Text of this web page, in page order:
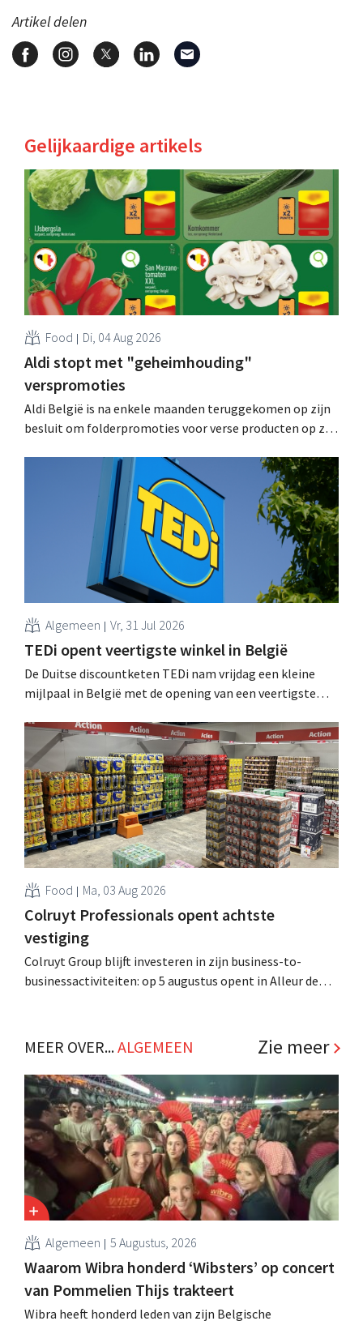
Artikel delen
Gelijkaardige artikels
Food Di, 04 Aug 2026
Aldi stopt met "geheimhouding"
verspromoties
Aldi België is na enkele maanden teruggekomen op zijn
besluit om folderpromoties voor verse producten op zijn
werking treden: "Onze klanten willen goed
geïnformeerd worden." .
Algemeen Vr, 31 Jul 2026
TEDi opent veertigste winkel in België
De Duitse discountketen TEDi nam vrijdag een kleine
mijlpaal in België met de opening van een veertigste
sinds 2023 aanwezig is in het land. .
Food Ma, 03 Aug 2026
Colruyt Professionals opent achtste
vestiging
Colruyt Group blijft investeren in zijn business-to-
businessactiviteiten: op 5 augustus opent in Alleur de
klanten. .
MEER OVER...ALGEMEEN Zie meer
Algemeen 5 Augustus, 2026
Waarom Wibra honderd ‘Wibsters’ op concert
van Pommelien Thijs trakteert
Wibra heeft honderd leden van zijn Belgische